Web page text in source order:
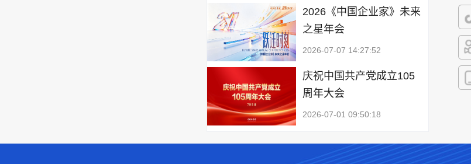
微
抖
快
2026《中国企业家》未来
之星年会
2026-07-07 14:27:52
庆祝中国共产党成立105
周年大会
2026-07-01 09:50:18